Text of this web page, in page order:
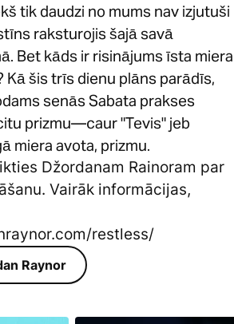
tik daudzi no mums nav izjutuši
raksturojis šajā savā
Bet kāds ir risinājums īsta miera
Kā šis trīs dienu plāns parādīs,
senās Sabata prakses
prizmu—caur "Tevis" jeb
miera avota, prizmu.
Džordanam Rainoram par
Vairāk informācijas,
restless/
Raynor